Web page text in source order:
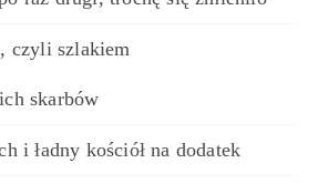
czyli szlakiem
skarbów
i ładny kościół na dodatek